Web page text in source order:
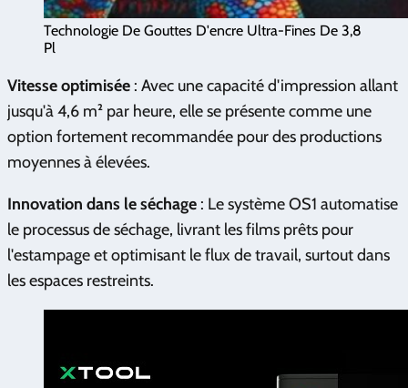
Technologie De Gouttes D'encre Ultra-Fines De 3,8
Pl
Vitesse optimisée : Avec une capacité d'impression allant
jusqu'à 4,6 m² par heure, elle se présente comme une
option fortement recommandée pour des productions
moyennes à élevées.
Innovation dans le séchage : Le système OS1 automatise
le processus de séchage, livrant les films prêts pour
l'estampage et optimisant le flux de travail, surtout dans
les espaces restreints.